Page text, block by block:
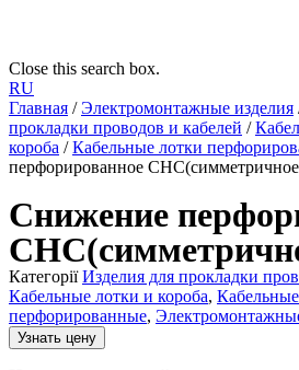
Close this search box.
RU
Главная /Электромонтажные изделия
прокладки проводов и кабелей /
короба /Кабельные лотки
перфорированное
Снижение
Категорії Изделия для прокладки
Кабельные лотки и короба,
перфорированные,
Узнать цену